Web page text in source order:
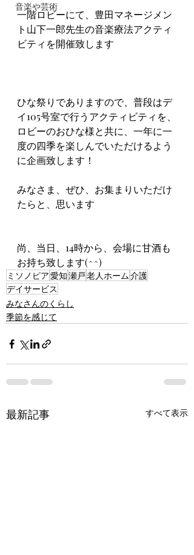
音楽や芸術
一階ロビーにて、豊田マネージメン
ト山下一郎先生の音楽療法アクティ
ビティを開催致します
ひな祭りでありますので、普段はデ
イ105号室で行うアクティビティを、
ロビーのおひな様と共に、一年に一
度の四季を楽しんでいただけるよう
に企画致します！
みなさま、ぜひ、お集まりいただけ
たらと、思います
尚、当日、14時から、会場に甘酒も
お持ち致します(^^)
ミソノピア愛知瀬戸老人ホーム介護
デイサービス
みなさんのくらし
季節を感じて
最新記事 すべて表示